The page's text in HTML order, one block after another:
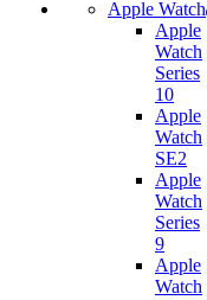
Apple Watch
Apple
Watch
Series
10
Apple
Watch
SE2
Apple
Watch
Series
9
Apple
Watch